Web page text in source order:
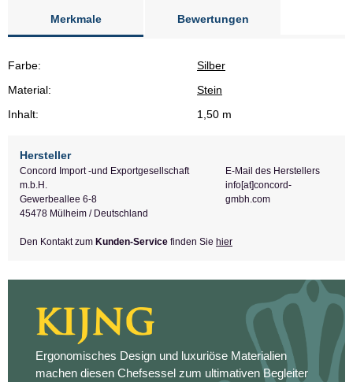
Merkmale Bewertungen
Farbe:
Silber
Material:
Stein
Inhalt:
1,50 m
Hersteller
Concord Import -und Exportgesellschaft
m.b.H.
Gewerbeallee 6-8
45478 Mülheim / Deutschland
E-Mail des Herstellers
info[at]concord-
gmbh.com
Den Kontakt zum Kunden-Service finden Sie hier
Ergonomisches Design und luxuriöse Materialien
machen diesen Chefsessel zum ultimativen Begleiter